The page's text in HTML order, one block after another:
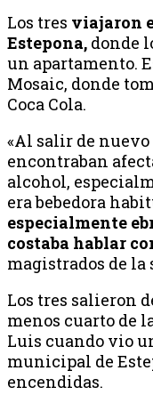
Los tres viajaron
Estepona, donde
un apartamento.
Mosaic, donde
Coca Cola.
«Al salir de nuevo
encontraban
alcohol,
era bebedora
especialmente
costaba hablar
magistrados de la
Los tres salieron
menos cuarto de
Luis cuando vio
municipal de
encendidas.